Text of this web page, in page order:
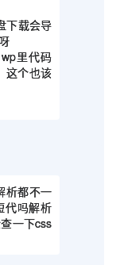
下载会导
里代码
这个也该
析都不一
代吗解析
一下css